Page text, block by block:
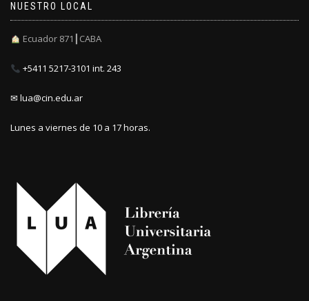
NUESTRO LOCAL
Ecuador 871┃CABA
+5411 5217-3101 int. 243
✉ lua@cin.edu.ar
Lunes a viernes de 10 a 17 horas.